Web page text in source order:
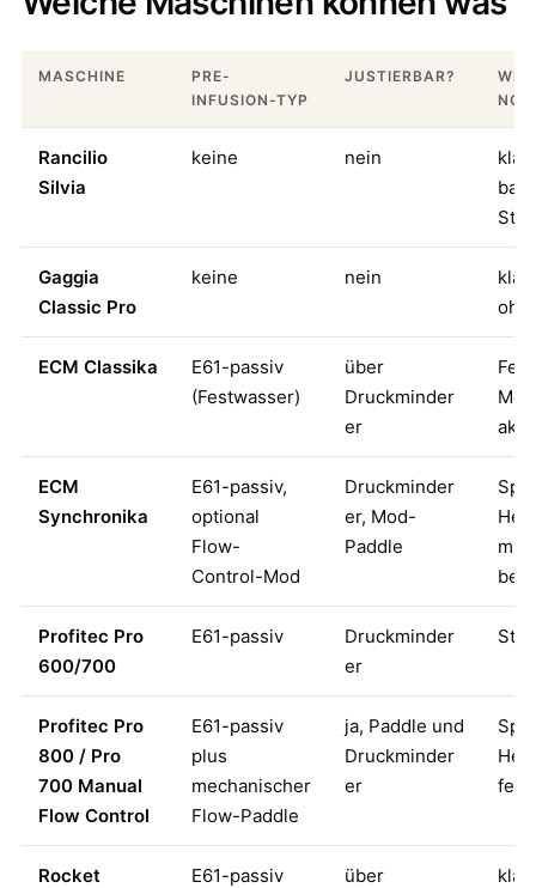
MASCHINE
PRE-
INFUSION-TYP
JUSTIERBAR?
Rancilio
Silvia
keine nein
Gaggia
Classic Pro
keine nein
ECM Classika
E61-passiv
(Festwasser)
über
Druckminder
er
ECM
Synchronika
E61-passiv,
optional
Flow-
Control-Mod
Druckminder
er, Mod-
Paddle
mit
Profitec Pro
600/700
E61-passiv
Druckminder
er
Profitec Pro
800 / Pro
700 Manual
Flow Control
E61-passiv
plus
mechanischer
Flow-Paddle
ja, Paddle und
Druckminder
er
Rocket
E61-passiv
über